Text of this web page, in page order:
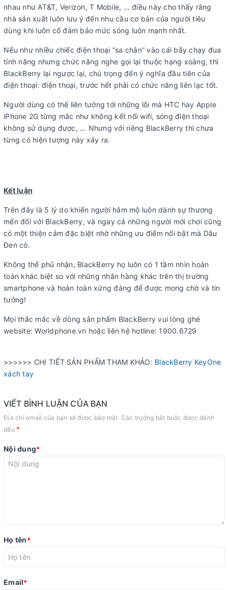
nhau như AT&T, Verizon, T Mobile, … điều này cho thấy rằng
nhà sản xuất luôn lưu ý đến nhu cầu cơ bản của người tiêu
dùng khi luôn cố đảm bảo mức sóng luôn mạnh nhất.
Nếu như nhiều chiếc điện thoại “sa chân” vào cái bẫy chạy đua
tính năng nhưng chức năng nghe gọi lại thuộc hạng xoàng, thì
BlackBerry lại ngược lại, chú trọng đến ý nghĩa đầu tiên của
điện thoại: điện thoại, trước hết phải có chức năng liên lạc tốt.
Người dùng có thể liên tưởng tới những lỗi mà HTC hay Apple
iPhone 2G từng mắc như không kết nối wifi, sóng điện thoại
không sử dụng được, … Nhưng với riêng BlackBerry thì chưa
từng có hiện tượng này xảy ra.
Kết luận
Trên đây là 5 lý do khiến người hâm mộ luôn dành sự thương
mến đối với BlackBerry, và ngay cả những người mới chơi cũng
có một thiện cảm đặc biệt nhờ những ưu điểm nổi bật mà Dâu
Đen có.
Không thể phủ nhận, BlackBerry họ luôn có 1 tầm nhìn hoàn
toàn khác biệt so với những nhãn hàng khác trên thị trường
smartphone và hoàn toàn xứng đáng để được mong chờ và tin
tưởng!
Mọi thắc mắc về dòng sản phẩm BlackBerry vui lòng ghé
website: Worldphone.vn hoặc liên hệ hotline: 1900.6729
>>>>>> CHI TIẾT SẢN PHẨM THAM KHẢO: BlackBerry KeyOne
xách tay
VIẾT BÌNH LUẬN CỦA BẠN
Địa chỉ email của bạn sẽ được bảo mật. Các trường bắt buộc được đánh
dấu *
Nội dung*
Họ tên*
Email*